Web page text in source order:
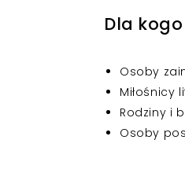
Dla
Osoby
Miłośnicy
Rodziny i
Osoby